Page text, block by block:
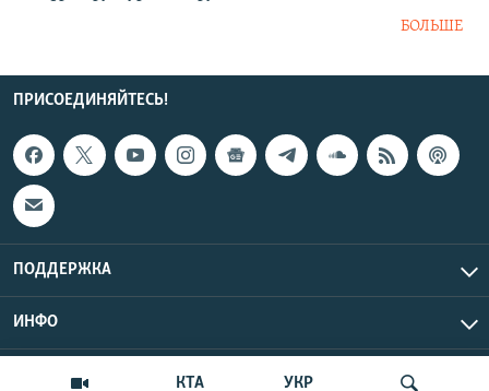
КТА УКР
БОЛЬШЕ
ПРИСОЕДИНЯЙТЕСЬ!
ПОДДЕРЖКА
ИНФО
Copyright Крым.Реалии, 2026 | Все права защищены.
UTC+3